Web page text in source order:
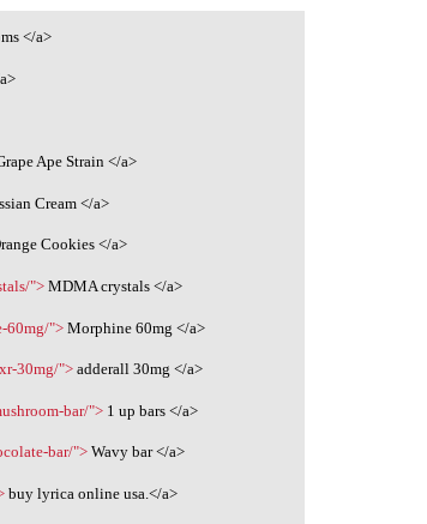
</a>
Ape Strain </a>
Cream </a>
Cookies </a>
"> MDMA crystals </a>
60mg/"> Morphine 60mg </a>
30mg/"> adderall 30mg </a>
bar/"> 1 up bars </a>
bar/"> Wavy bar </a>
buy lyrica online usa.</a>